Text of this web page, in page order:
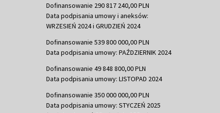
Dofinansowanie 290 817 240,00 PLN
Data podpisania umowy i aneksów:
WRZESIEŃ 2024 i GRUDZIEŃ 2024
Dofinansowanie 539 800 000,00 PLN
Data podpisania umowy: PAŹDZIERNIK 2024
Dofinansowanie 49 848 800,00 PLN
Data podpisania umowy: LISTOPAD 2024
Dofinansowanie 350 000 000,00 PLN
Data podpisania umowy: STYCZEŃ 2025